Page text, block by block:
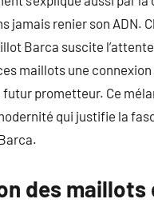
jamais renier son ADN.
Barca suscite
maillots une
futur prometteur. Ce
qui justifie la
des maillots